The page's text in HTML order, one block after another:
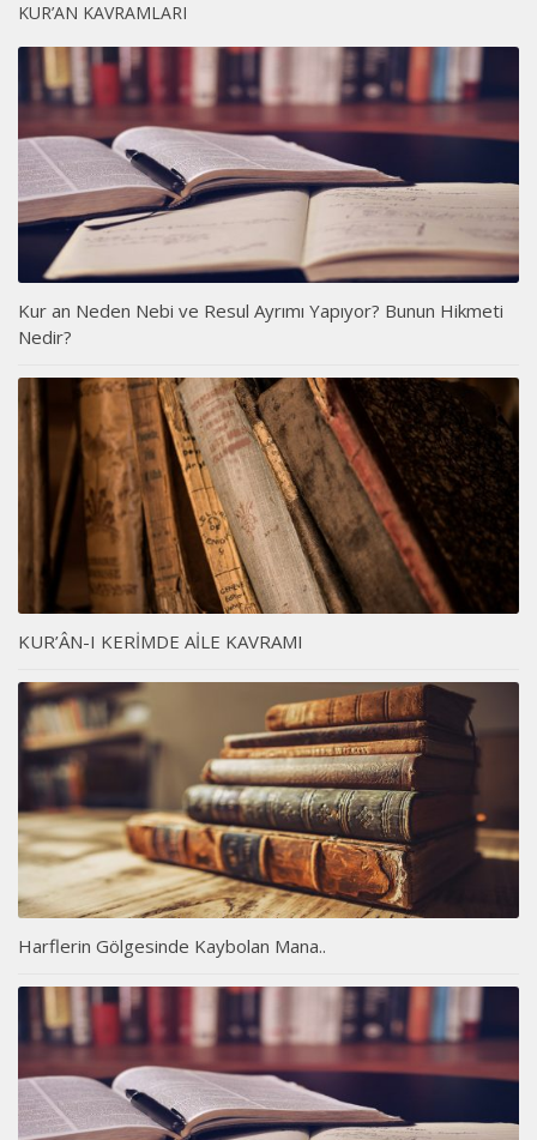
KUR’AN KAVRAMLARI
Kur an Neden Nebi ve Resul Ayrımı Yapıyor? Bunun Hikmeti
Nedir?
KUR’ÂN-I KERİMDE AİLE KAVRAMI
Harflerin Gölgesinde Kaybolan Mana..